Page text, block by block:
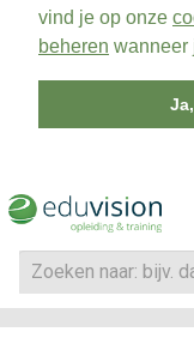
vind je op onze
beheren wanneer
CATEGORIE